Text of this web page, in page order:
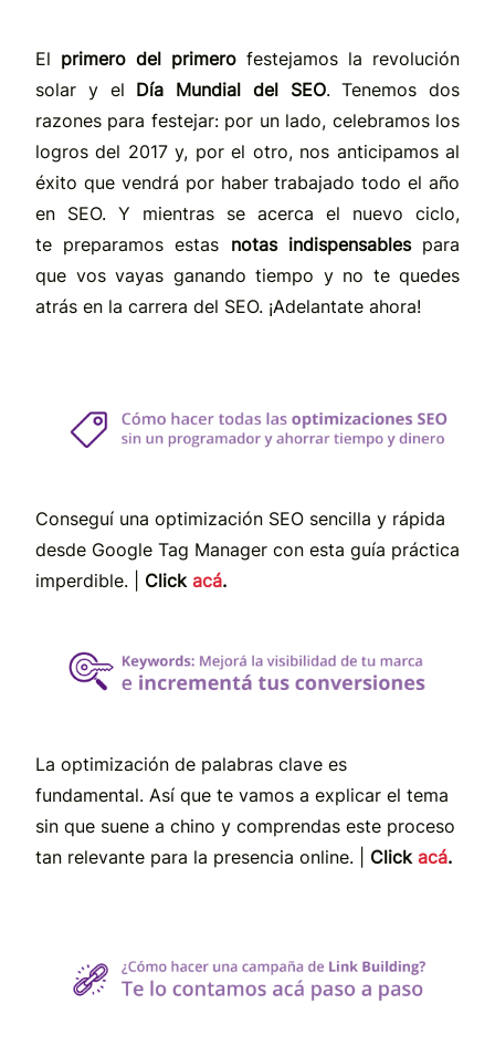
El primero del primero festejamos la revolución
solar y el Día Mundial del SEO. Tenemos dos
razones para festejar: por un lado, celebramos los
logros del 2017 y, por el otro, nos anticipamos al
éxito que vendrá por haber trabajado todo el año
en SEO. Y mientras se acerca el nuevo ciclo,
te preparamos estas notas indispensablespara
que vos vayas ganando tiempo y no te quedes
atrás en la carrera del SEO. ¡Adelantate ahora!
Conseguí una optimización SEO sencilla y rápida
desde Google Tag Manager con esta guía práctica
imperdible. | Click acá.
La optimización de palabras clave es
fundamental. Así que te vamos a explicar el tema
sin que suene a chino y comprendas este proceso
tan relevante para la presencia online. | Click acá.